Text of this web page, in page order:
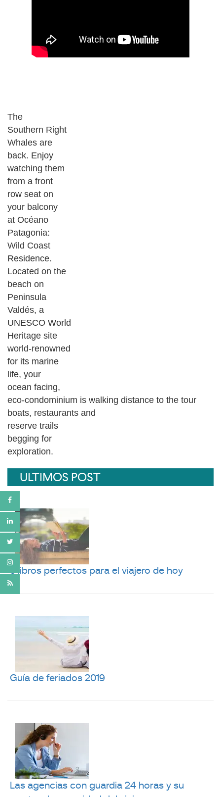
The
Southern Right
Whales are
back. Enjoy
watching them
from a front
row seat on
your balcony
at Océano
Patagonia:
Wild Coast
Residence.
Located on the
beach on
Peninsula
Valdés, a
UNESCO World
Heritage site
world-renowned
for its marine
life, your
ocean facing,
eco-condominium is walking distance to the tour
boats, restaurants and
reserve trails
begging for
exploration.
ULTIMOS POST
5 libros perfectos para el viajero de hoy
Guía de feriados 2019
Las agencias con guardia 24 horas y su